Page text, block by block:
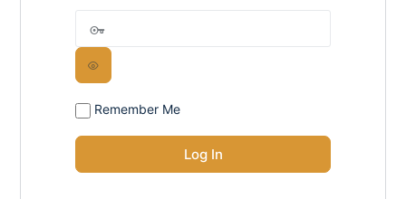
Remember Me